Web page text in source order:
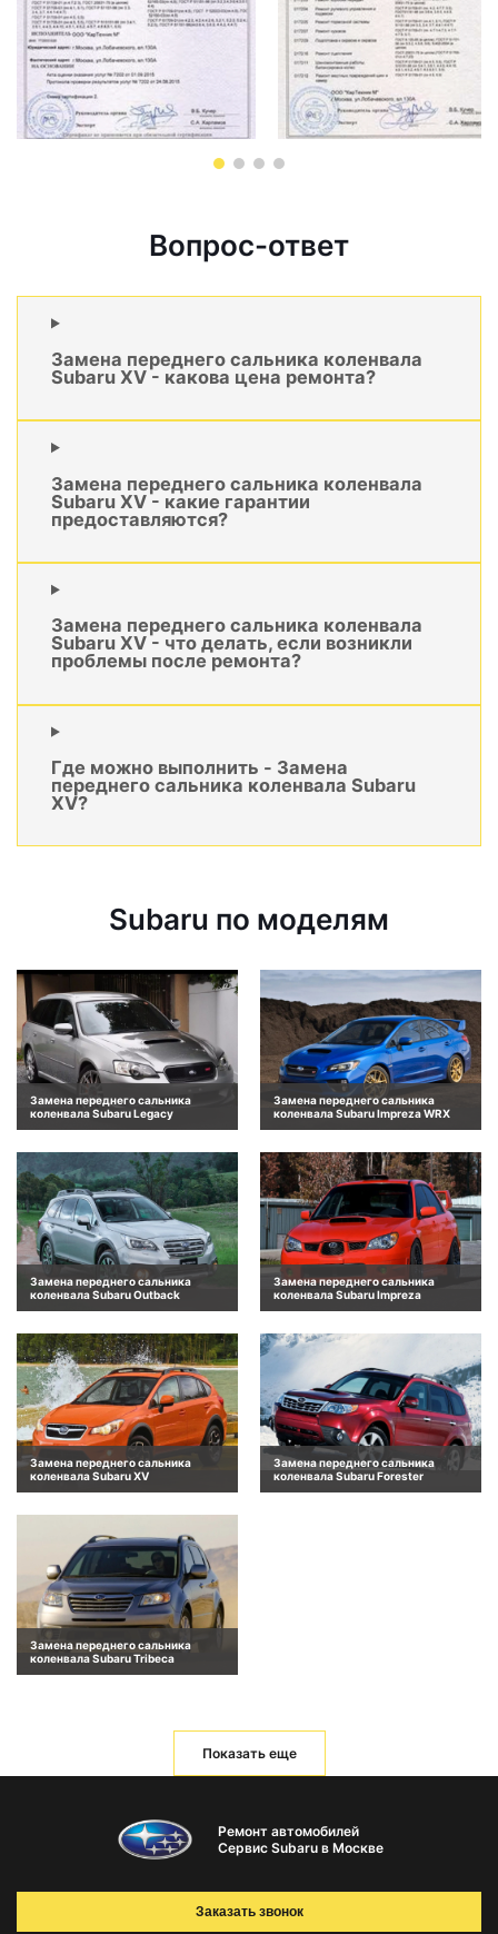
Вопрос-ответ
Замена переднего сальника коленвала
Subaru XV - какова цена ремонта?
Замена переднего сальника коленвала
Subaru XV - какие гарантии
предоставляются?
Замена переднего сальника коленвала
Subaru XV - что делать, если возникли
проблемы после ремонта?
Где можно выполнить - Замена
переднего сальника коленвала Subaru
XV?
Subaru по моделям
Замена переднего сальника
коленвала Subaru Legacy
Замена переднего сальника
коленвала Subaru Impreza WRX
Замена переднего сальника
коленвала Subaru Outback
Замена переднего сальника
коленвала Subaru Impreza
Замена переднего сальника
коленвала Subaru XV
Замена переднего сальника
коленвала Subaru Forester
Замена переднего сальника
коленвала Subaru Tribeca
Показать еще
Ремонт автомобилей
Сервис Subaru в Москве
Заказать звонок